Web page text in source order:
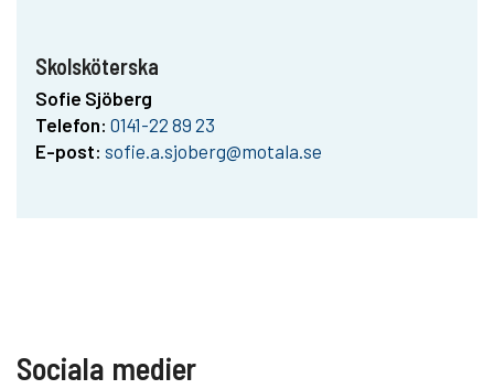
Skolsköterska
Sofie Sjöberg
Telefon: 0141-22 89 23
E-post: sofie.a.sjoberg@motala.se
Sociala medier